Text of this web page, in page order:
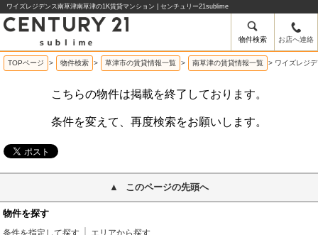
ワイズレジデンス南草津南草津の1K賃貸マンション | センチュリー21sublime
物件検索 お店へ連絡
TOPページ > 物件検索 > 草津市の賃貸情報一覧 > 南草津の賃貸情報一覧 > ワイズレジ
こちらの物件は掲載を終了しております。
条件を変えて、再度検索をお願いします。
このページの先頭へ
物件を探す
条件を指定して探す エリアから探す